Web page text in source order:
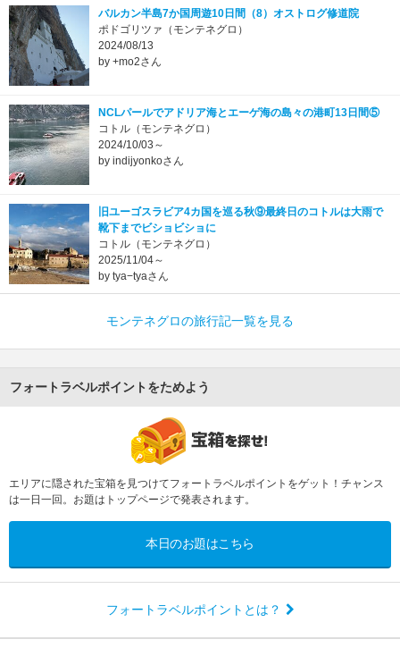
バルカン半島7か国周遊10日間（8）オストログ修道院
ポドゴリツァ（モンテネグロ）
2024/08/13
by +mo2さん
NCLパールでアドリア海とエーゲ海の島々の港町13日間⑤
コトル（モンテネグロ）
2024/10/03～
by indijyonkoさん
旧ユーゴスラビア4カ国を巡る秋⑨最終日のコトルは大雨で
靴下までビショビショに
コトル（モンテネグロ）
2025/11/04～
by tya−tyaさん
モンテネグロの旅行記一覧を見る
フォートラベルポイントをためよう
エリアに隠された宝箱を見つけてフォートラベルポイントをゲット！チャンス
は一日一回。お題はトップページで発表されます。
本日のお題はこちら
フォートラベルポイントとは？